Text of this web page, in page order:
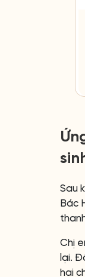
Sau
Bác
Chị
lại.
hại